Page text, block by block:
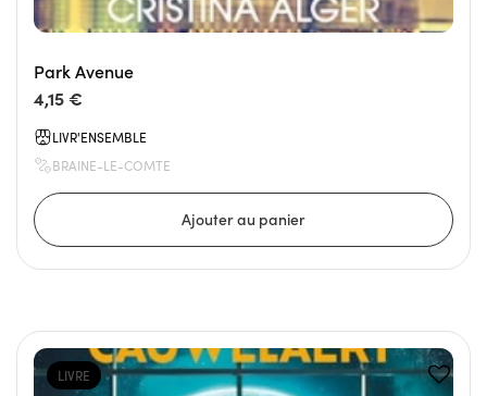
Park Avenue
4,15 €
LIVR'ENSEMBLE
BRAINE-LE-COMTE
LIVRE